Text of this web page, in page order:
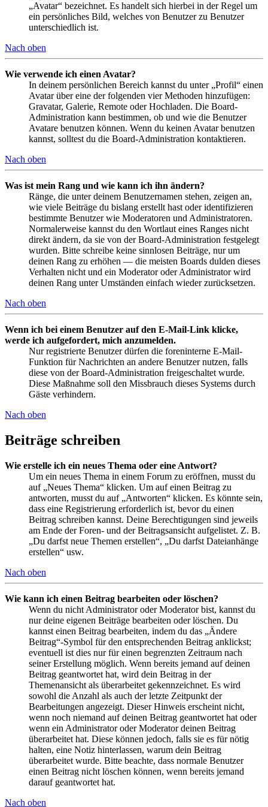
„Avatar“ bezeichnet. Es handelt sich hierbei in der Regel um
ein persönliches Bild, welches von Benutzer zu Benutzer
unterschiedlich ist.
Nach oben
Wie verwende ich einen Avatar?
In deinem persönlichen Bereich kannst du unter „Profil“ einen
Avatar über eine der folgenden vier Methoden hinzufügen:
Gravatar, Galerie, Remote oder Hochladen. Die Board-
Administration kann bestimmen, ob und wie die Benutzer
Avatare benutzen können. Wenn du keinen Avatar benutzen
kannst, solltest du die Board-Administration kontaktieren.
Nach oben
Was ist mein Rang und wie kann ich ihn ändern?
Ränge, die unter deinem Benutzernamen stehen, zeigen an,
wie viele Beiträge du bislang erstellt hast oder identifizieren
bestimmte Benutzer wie Moderatoren und Administratoren.
Normalerweise kannst du den Wortlaut eines Ranges nicht
direkt ändern, da sie von der Board-Administration festgelegt
wurden. Bitte schreibe keine sinnlosen Beiträge, nur um
deinen Rang zu erhöhen — die meisten Boards dulden dieses
Verhalten nicht und ein Moderator oder Administrator wird
deinen Rang unter Umständen einfach wieder zurücksetzen.
Nach oben
Wenn ich bei einem Benutzer auf den E-Mail-Link klicke,
werde ich aufgefordert, mich anzumelden.
Nur registrierte Benutzer dürfen die foreninterne E-Mail-
Funktion für Nachrichten an andere Benutzer nutzen, falls
diese von der Board-Administration freigeschaltet wurde.
Diese Maßnahme soll den Missbrauch dieses Systems durch
Gäste verhindern.
Nach oben
Beiträge schreiben
Wie erstelle ich ein neues Thema oder eine Antwort?
Um ein neues Thema in einem Forum zu eröffnen, musst du
auf „Neues Thema“ klicken. Um auf einen Beitrag zu
antworten, musst du auf „Antworten“ klicken. Es könnte sein,
dass eine Registrierung erforderlich ist, bevor du einen
Beitrag schreiben kannst. Deine Berechtigungen sind jeweils
am Ende der Foren- und der Beitragsansicht aufgelistet. Z. B.
„Du darfst neue Themen erstellen“, „Du darfst Dateianhänge
erstellen“ usw.
Nach oben
Wie kann ich einen Beitrag bearbeiten oder löschen?
Wenn du nicht Administrator oder Moderator bist, kannst du
nur deine eigenen Beiträge bearbeiten oder löschen. Du
kannst einen Beitrag bearbeiten, indem du das „Ändere
Beitrag“-Symbol für den entsprechenden Beitrag anklickst;
eventuell ist dies nur für einen begrenzten Zeitraum nach
seiner Erstellung möglich. Wenn bereits jemand auf deinen
Beitrag geantwortet hat, wird dein Beitrag in der
Themenansicht als überarbeitet gekennzeichnet. Es wird
sowohl die Anzahl als auch der letzte Zeitpunkt der
Bearbeitungen angezeigt. Dieser Hinweis erscheint nicht,
wenn noch niemand auf deinen Beitrag geantwortet hat oder
wenn ein Administrator oder Moderator deinen Beitrag
überarbeitet hat. Diese können jedoch, falls sie es für nötig
halten, eine Notiz hinterlassen, warum dein Beitrag
überarbeitet wurde. Bitte beachte, dass normale Benutzer
einen Beitrag nicht löschen können, wenn bereits jemand
darauf geantwortet hat.
Nach oben